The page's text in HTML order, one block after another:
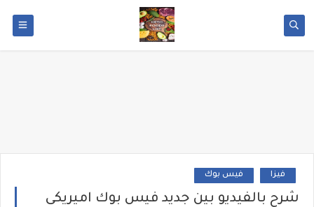
فيزا فيس بوك
شرح بالفيديو بين جديد فيس بوك اميريكى